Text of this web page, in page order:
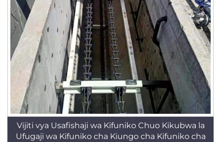
Vijiti vya Usafishaji wa Kifuniko Chuo Kikubwa la
Ufugaji wa Kifuniko cha Kiungo cha Kifuniko cha